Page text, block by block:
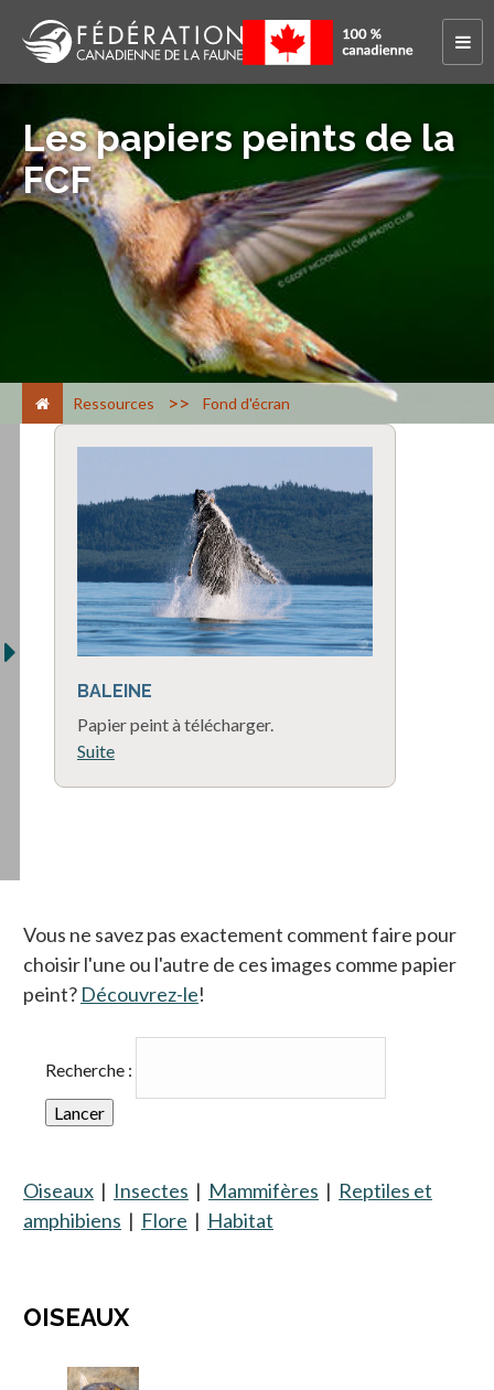
Les papiers peints de la
FCF
Ressources > Fond d'écran
BALEINE
Papier peint à télécharger.
Suite
Vous ne savez pas exactement comment faire pour
choisir l'une ou l'autre de ces images comme papier
peint? Découvrez-le!
Recherche :
Oiseaux | Insectes | Mammifères | Reptiles et
amphibiens | Flore | Habitat
OISEAUX